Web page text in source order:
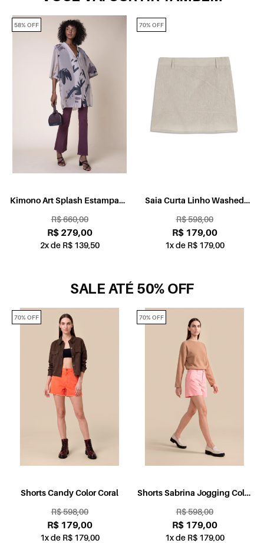
Kimono Art Splash Estampado
R$ 660,00
R$ 279,00
2x de R$ 139,50
58% OFF
Saia Curta Linho Washed
R$ 598,00
R$ 179,00
1x de R$ 179,00
70% OFF
SALE ATÉ 50% OFF
Shorts Candy Color Coral
R$ 598,00
R$ 179,00
1x de R$ 179,00
70% OFF
Shorts Sabrina Jogging Color
R$ 598,00
R$ 179,00
1x de R$ 179,00
70% OFF